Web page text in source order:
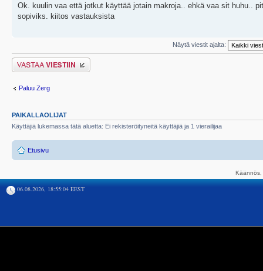
Ok. kuulin vaa että jotkut käyttää jotain makroja.. ehkä vaa sit huhu..
sopiviks. kiitos vastauksista
Näytä viestit ajalta:
Lähetä vastaus
Paluu Zerg
PAIKALLAOLIJAT
Käyttäjiä lukemassa tätä aluetta: Ei rekisteröityneitä käyttäjiä ja 1 vierailijaa
Etusivu
06.08.2026, 18:55:04 EEST